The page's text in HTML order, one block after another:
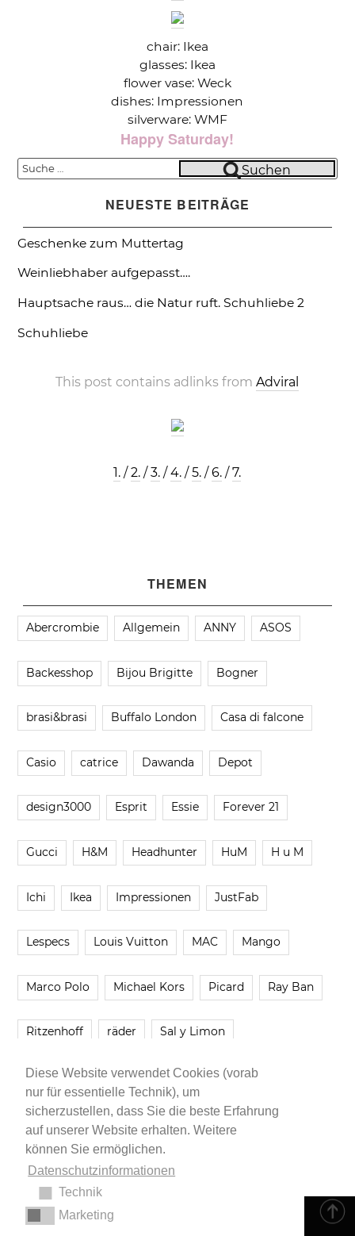
Diese Website verwendet Cookies (vorab
nur für essentielle Technik), um
sicherzustellen, dass Sie die beste Erfahrung
auf unserer Website erhalten. Weitere
können Sie ermöglichen.
Datenschutzinformationen
Technik
Marketing
chair: Ikea
glasses: Ikea
flower vase: Weck
dishes: Impressionen
silverware: WMF
Happy Saturday!
Suche
Suchen
NEUESTE BEITRÄGE
Geschenke zum Muttertag
Weinliebhaber aufgepasst….
Hauptsache raus… die Natur ruft. Schuhliebe 2
Schuhliebe
This post contains adlinks fromAdviral
1. /2. /3. /4. /5. /6. /7.
THEMEN
Abercrombie Allgemein ANNY ASOS
Backesshop Bijou Brigitte Bogner
brasi&brasi Buffalo London Casa di falcone
Casio catrice Dawanda Depot
design3000 Esprit Essie Forever 21
Gucci H&M Headhunter HuM H u M
Ichi Ikea Impressionen JustFab
Lespecs Louis Vuitton MAC Mango
Marco Polo Michael Kors Picard Ray Ban
Ritzenhoff räder Sal y Limon
Smartbuyglasses smash! Steve Madden
Younique Zara
Impressum